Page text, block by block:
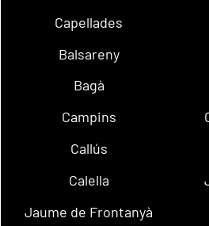
Capellades
Balsareny
Bagà
Campins
Callús
Calella
Jaume de Frontanyà